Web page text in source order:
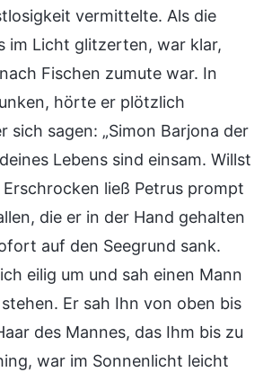
vermittelte. Als die
im Licht glitzerten, war klar,
Fischen zumute war. In
hörte er plötzlich
sich sagen: „Simon Barjona der
Lebens sind einsam. Willst
Erschrocken ließ Petrus prompt
die er in der Hand gehalten
auf den Seegrund sank.
eilig um und sah einen Mann
Er sah Ihn von oben bis
des Mannes, das Ihm bis zu
war im Sonnenlicht leicht